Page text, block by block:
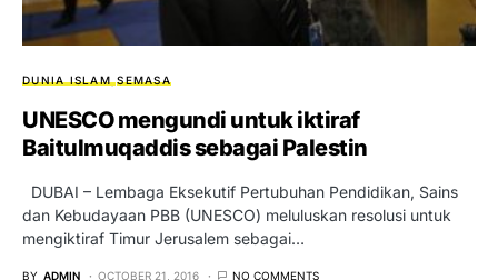
DUNIA ISLAM SEMASA
UNESCO mengundi untuk iktiraf
Baitulmuqaddis sebagai Palestin
DUBAI – Lembaga Eksekutif Pertubuhan Pendidikan, Sains
dan Kebudayaan PBB (UNESCO) meluluskan resolusi untuk
mengiktiraf Timur Jerusalem sebagai…
BY ADMIN OCTOBER 21, 2016 NO COMMENTS